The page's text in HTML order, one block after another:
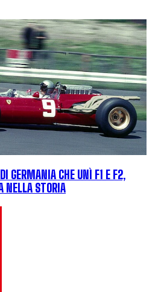
GERMANIA CHE UNÌ F1 E F2,
NELLA STORIA